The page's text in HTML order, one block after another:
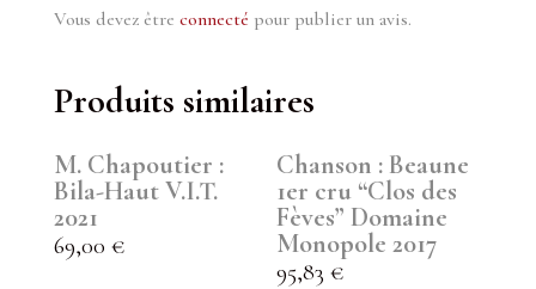
Vous devez être connecté pour publier un avis.
Produits similaires
M. Chapoutier :
Bila-Haut V.I.T.
2021
69,00 €
Chanson : Beaune
1er cru “Clos des
Fèves” Domaine
Monopole 2017
95,83€